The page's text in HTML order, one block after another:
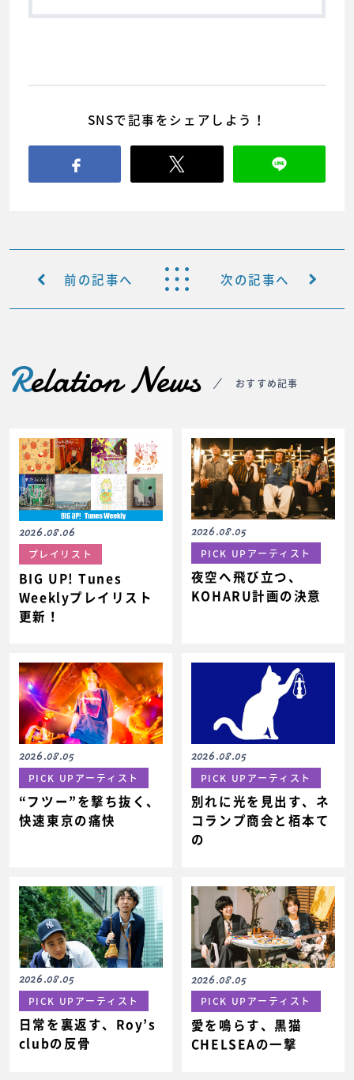
SNSで記事をシェアしよう！
前の記事へ 次の記事へ
Relation News おすすめ記事
2026.08.06
プレイリスト
BIG UP! Tunes
Weeklyプレイリスト
更新！
2026.08.05
PICK UPアーティスト
夜空へ飛び立つ、
KOHARU計画の決意
2026.08.05
PICK UPアーティスト
“フツー”を撃ち抜く、
快速東京の痛快
2026.08.05
PICK UPアーティスト
別れに光を見出す、ネ
コランプ商会と栢本て
の
2026.08.05
PICK UPアーティスト
日常を裏返す、Roy’s
clubの反骨
2026.08.05
PICK UPアーティスト
愛を鳴らす、黒猫
CHELSEAの一撃